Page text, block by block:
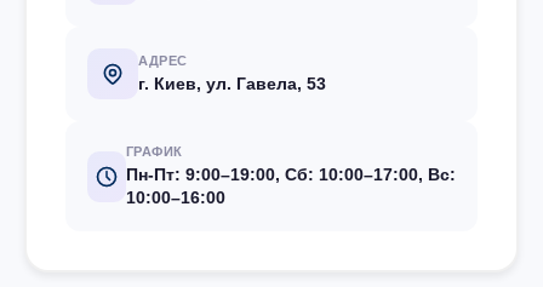
АДРЕС
г. Киев, ул. Гавела, 53
ГРАФИК
Пн-Пт: 9:00–19:00, Сб: 10:00–17:00, Вс:
10:00–16:00